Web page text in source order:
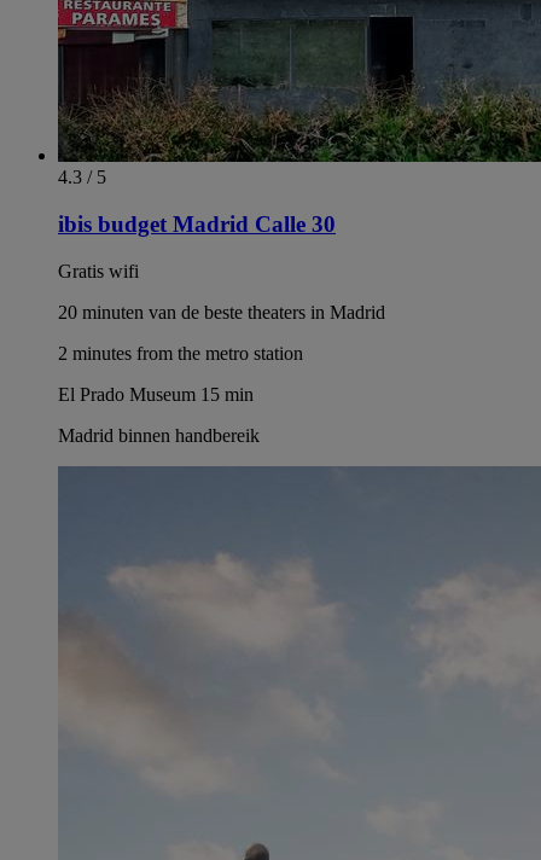
4.3 / 5
ibis budget Madrid Calle 30
Gratis wifi
20 minuten van de beste theaters in Madrid
2 minutes from the metro station
El Prado Museum 15 min
Madrid binnen handbereik